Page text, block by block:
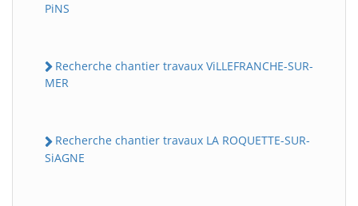
PiNS
Recherche chantier travaux ViLLEFRANCHE-SUR-
MER
Recherche chantier travaux LA ROQUETTE-SUR-
SiAGNE